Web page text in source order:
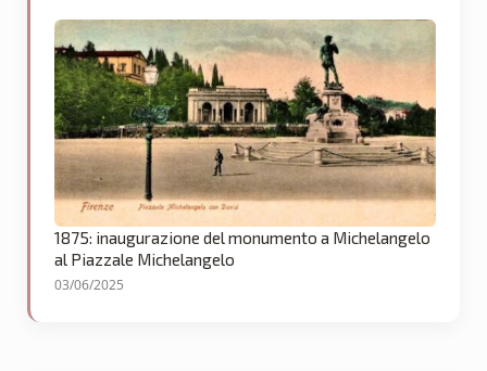
1875: inaugurazione del monumento a Michelangelo
al Piazzale Michelangelo
03/06/2025